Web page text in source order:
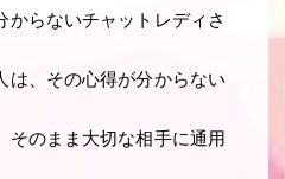
からないチャットレディさ
は、その心得が分からない
そのまま大切な相手に通用